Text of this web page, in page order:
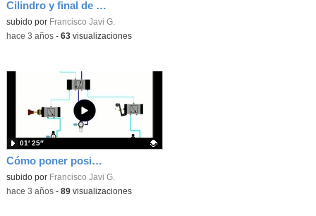
Cilindro y final de carrera
Contenido educativo.
subido por Francisco Javi G.
-hace 3 años- 63visualizaciones
Cómo poner posiciones en el cilindro para activar un válvula con rodillo
Contenido educativo.
subido por Francisco Javi G.
01′ 25″
-hace 3 años- 89visualizaciones